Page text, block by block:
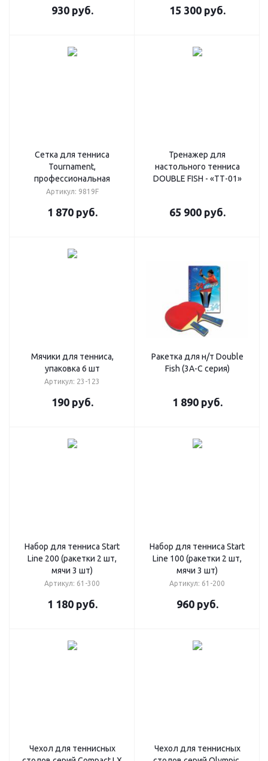
930руб. 15 300руб.
Cетка для тенниса
Tournament,
профессиональная
Артикул: 9819F
1 870руб.
Тренажер для
настольного тенниса
DOUBLE FISH - «ТТ-01»
65 900руб.
Мячики для тенниса,
упаковка 6 шт
Артикул: 23-123
190руб.
Ракетка для н/т Double
Fish (3А-С серия)
1 890руб.
Набор для тенниса Start
Line 200 (ракетки 2 шт,
мячи 3 шт)
Артикул: 61-300
1 180руб.
Набор для тенниса Start
Line 100 (ракетки 2 шт,
мячи 3 шт)
Артикул: 61-200
960руб.
Чехол для теннисных
Чехол для теннисных